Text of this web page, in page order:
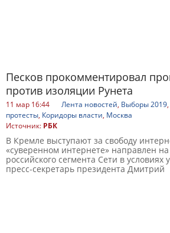
Песков прокомментировал
против изоляции Рунета
11 мар 16:44 Лента новостей, Выборы 2019,
протесты, Коридоры власти, Москва
Источник: РБК
В Кремле выступают за свободу
«суверенном интернете» направлен
российского сегмента Сети в условиях
пресс-секретарь президента Дмитрий